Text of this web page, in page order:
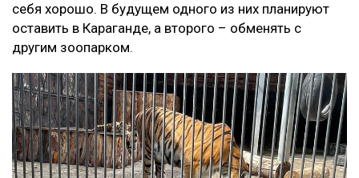
себя хорошо. В будущем одного из них планируют
оставить в Караганде, а второго – обменять с
другим зоопарком.